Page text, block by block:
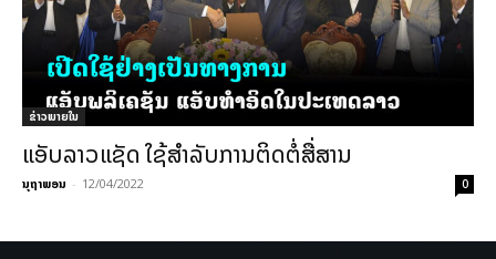
ຂ່າວພາຍ​ໃນ
ແອັບລາວແຊັດ ໃຊ້ສຳລັບການຕິດຕໍ່ສື່ສານ
ນຸຖາພອນ - 12/04/2022 0